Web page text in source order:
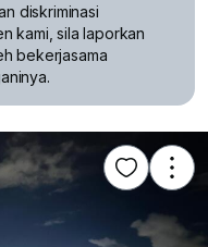
diskriminasi
kami, sila laporkan
bekerjasama